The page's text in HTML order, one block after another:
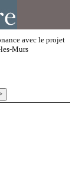
avec le projet
Murs